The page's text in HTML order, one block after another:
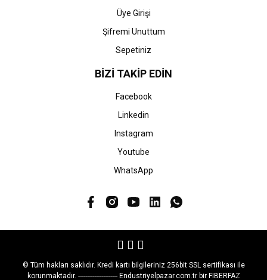
Üye Girişi
Şifremi Unuttum
Sepetiniz
BİZİ TAKİP EDİN
Facebook
Linkedin
Instagram
Youtube
WhatsApp
© Tüm hakları saklıdır. Kredi kartı bilgileriniz 256bit SSL sertifikası ile
korunmaktadır. ---------------------- Endustriyelpazar.com.tr bir FIBERFAZ